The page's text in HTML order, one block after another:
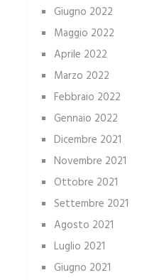
Giugno 2022
Maggio 2022
Aprile 2022
Marzo 2022
Febbraio 2022
Gennaio 2022
Dicembre 2021
Novembre 2021
Ottobre 2021
Settembre 2021
Agosto 2021
Luglio 2021
Giugno 2021